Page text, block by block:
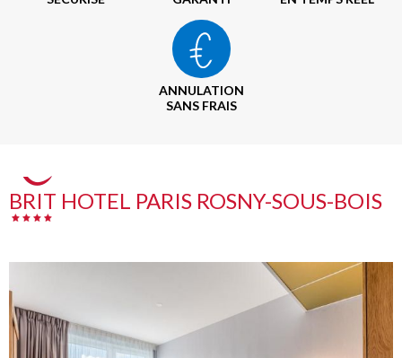
ANNULATION
SANS FRAIS
BRIT HOTEL PARIS ROSNY-SOUS-BOIS